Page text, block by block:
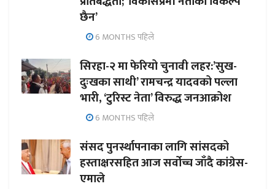
छैन’
6 MONTHS पहिले
सिरहा-२ मा फेरियो चुनावी लहर:’सुख-
दुःखका साथी’ रामचन्द्र यादवको पल्ला
भारी, ‘टुरिस्ट नेता’ विरुद्ध जनआक्रोश
6 MONTHS पहिले
संसद पुनर्स्थापनाका लागि सांसदको
हस्ताक्षरसहित आज सर्वोच्च जाँदै कांग्रेस-
एमाले